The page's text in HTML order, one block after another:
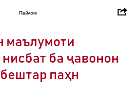
Пайғом
маълумоти
ба ҷавонон
паҳн